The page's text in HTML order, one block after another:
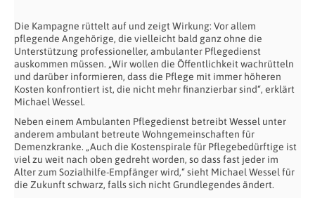
Die Kampagne rüttelt auf und zeigt Wirkung: Vor allem
pflegende Angehörige, die vielleicht bald ganz ohne die
Unterstützung professioneller, ambulanter Pflegedienst
auskommen müssen. „Wir wollen die Öffentlichkeit wachrütteln
und darüber informieren, dass die Pflege mit immer höheren
Kosten konfrontiert ist, die nicht mehr finanzierbar sind“, erklärt
Michael Wessel.
Neben einem Ambulanten Pflegedienst betreibt Wessel unter
anderem ambulant betreute Wohngemeinschaften für
Demenzkranke. „Auch die Kostenspirale für Pflegebedürftige ist
viel zu weit nach oben gedreht worden, so dass fast jeder im
Alter zum Sozialhilfe-Empfänger wird,“ sieht Michael Wessel für
die Zukunft schwarz, falls sich nicht Grundlegendes ändert.